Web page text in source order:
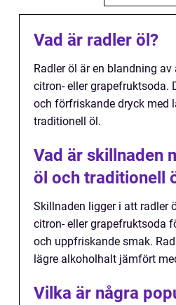
Vad är radler öl?
Radler öl är en blandning
citron- eller grapefruktsoda.
och förfriskande dryck med
traditionell öl.
Vad är skillnaden
öl och traditionell
Skillnaden ligger i att radler
citron- eller grapefruktsoda
och uppfriskande smak.
lägre alkoholhalt jämfört
Vilka är några